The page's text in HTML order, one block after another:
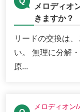
メロディオ
きますか？
リードの交換は
い。 無理に分解
原...
メロディオン